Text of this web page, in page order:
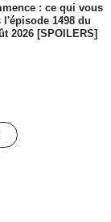
: ce qui vous
l'épisode 1498 du
2026 [SPOILERS]